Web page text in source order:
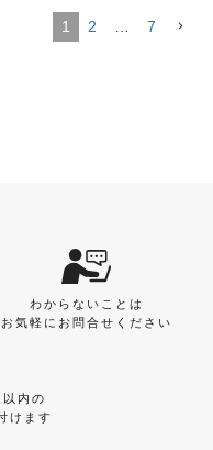
1 2 7
わからないことは
お気軽にお問合せください
内の
けます